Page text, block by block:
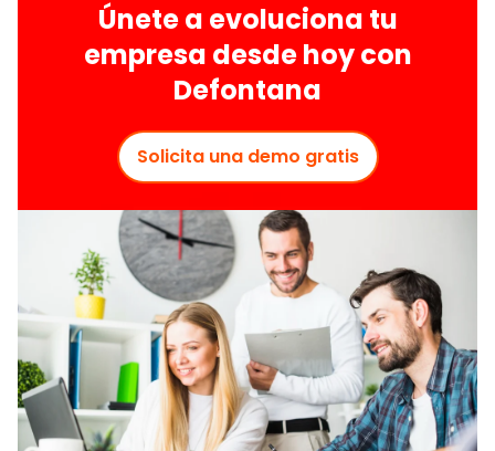
Únete a evoluciona tu
empresa desde hoy con
Defontana
Solicita una demo gratis